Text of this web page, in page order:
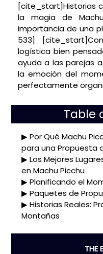
[cite_start]Historias
la magia de
importancia de una
533]
logística bien
ayuda a las parejas
la emoción del
perfectamente
Table
Por Qué Machu
para una Propuesta
Los Mejores
en Machu Picchu
Planificando el
Paquetes de
Historias Reales:
Montañas
THE